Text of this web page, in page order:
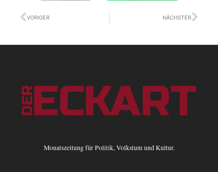
Zurück
VORIGER NÄCHSTER
Monatszeitung für Politik, Volkstum und Kultur.